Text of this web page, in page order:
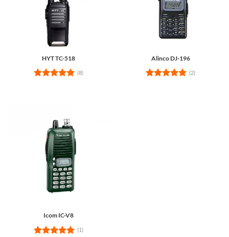
HYT TC-518
(8)
Alinco DJ-196
(2)
Icom IC-V8
(1)